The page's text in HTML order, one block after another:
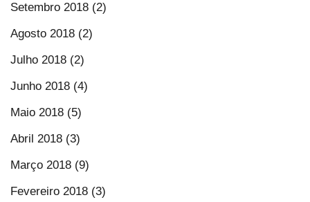
Setembro 2018 (2)
Agosto 2018 (2)
Julho 2018 (2)
Junho 2018 (4)
Maio 2018 (5)
Abril 2018 (3)
Março 2018 (9)
Fevereiro 2018 (3)